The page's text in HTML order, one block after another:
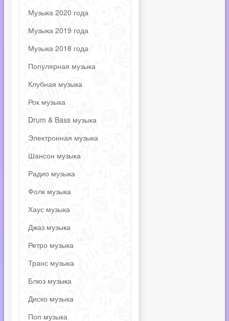
Музыка 2020 года
Музыка 2019 года
Музыка 2018 года
Популярная музыка
Клубная музыка
Рок музыка
Drum & Bass музыка
Электронная музыка
Шансон музыка
Радио музыка
Фолк музыка
Хаус музыка
Джаз музыка
Ретро музыка
Транс музыка
Блюз музыка
Диско музыка
Поп музыка